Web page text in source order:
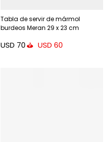
Tabla de servir de mármol
burdeos Meran 29 x 23 cm
USD 70 USD 60